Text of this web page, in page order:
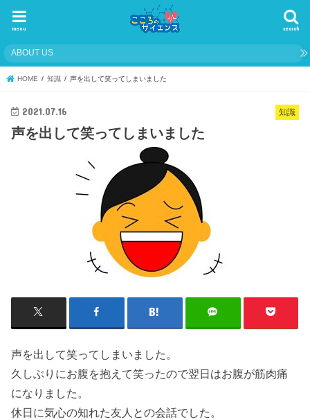
search
menu
ABOUT US
HOME 知識 声を出して笑ってしまいました
知識
2021.07.16
声を出して笑ってしまいました
声を出して笑ってしまいました。
久しぶりにお腹を抱えて笑ったので翌日はお腹が筋肉痛
になりました。
休日に気心の知れた友人との会話でした。